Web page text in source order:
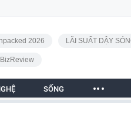
2026 LÃI SUẤT DẬY
BizReview
SỐNG